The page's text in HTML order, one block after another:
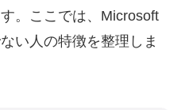
。ここでは、Microsoft
い人の特徴を整理しま